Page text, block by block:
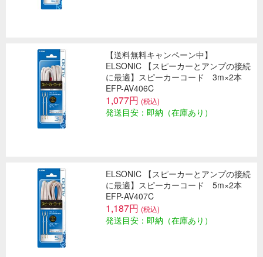
【送料無料キャンペーン中】
ELSONIC 【スピーカーとアンプの接続
に最適】スピーカーコード 3m×2本
EFP-AV406C
1,077円 (税込)
発送目安：即納（在庫あり）
ELSONIC 【スピーカーとアンプの接続
に最適】スピーカーコード 5m×2本
EFP-AV407C
1,187円 (税込)
発送目安：即納（在庫あり）